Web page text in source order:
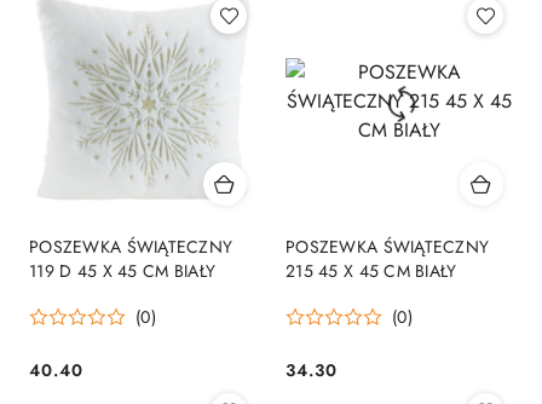
POSZEWKA ŚWIĄTECZNY
119 D 45 X 45 CM BIAŁY
(0)
Cena:
40.40
POSZEWKA ŚWIĄTECZNY
215 45 X 45 CM BIAŁY
(0)
Cena:
34.30